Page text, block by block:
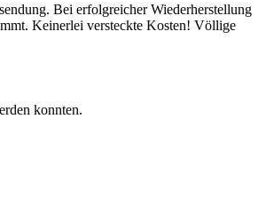
Bei erfolgreicher Wiederherstellung
Keinerlei versteckte Kosten! Völlige
konnten.